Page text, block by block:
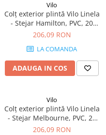
Vilo
Colț exterior plintă Vilo Linela
- Stejar Hamilton, PVC, 20
buc/cutie, compatibil plintă
206,09 RON
LA COMANDA
ADAUGA IN COS
Vilo
Colț exterior plintă Vilo Linela
- Stejar Melbourne, PVC, 20
buc/cutie, compatibil plintă
206,09 RON